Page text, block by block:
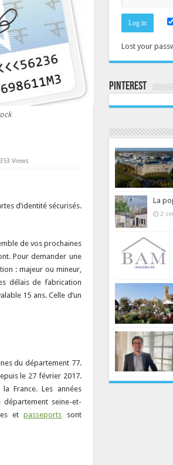
Views
d’identité sécurisés.
de vos prochaines
Pour demander une
: majeur ou mineur,
délais de fabrication
15 ans. Celle d’un
du département 77.
le 27 février 2017.
France. Les années
seine-et-
etpasseports sont
Lost your
Pinterest
La
2